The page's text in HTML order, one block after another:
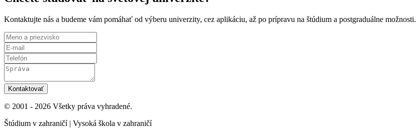
Kontaktujte nás a budeme vám pomáhať od výberu univerzity, cez aplikáciu, až po prípravu na štúdium a postgraduálne možnosti.
Kontaktovať
© 2001 - 2026 Všetky práva vyhradené.
Štúdium v zahraničí | Vysoká škola v zahraničí